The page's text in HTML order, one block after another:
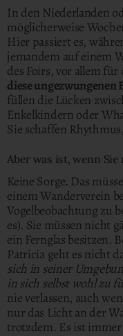
In den Niederlanden
möglicherweise
Hier passiert es,
jemandem auf einem
des Foirs, vor allem
diese ungezwungenen
füllen die Lücken
Enkelkindern oder
Sie schaffen
Aber was ist, wenn
Keine Sorge. Das
einem Wanderverein
Vogelbeobachtung zu
es). Sie müssen nicht
ein Fernglas besitzen.
Patricia geht es nicht
sich in seiner
in sich selbst wohl zu
nie verlassen, auch
nur das Licht an der
trotzdem. Es ist